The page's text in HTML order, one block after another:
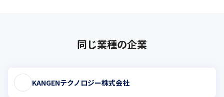
同じ業種の企業
KANGENテクノロジー株式会社